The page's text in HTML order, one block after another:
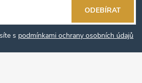
s podmínkami ochrany osobních údajů
ODEBÍRAT